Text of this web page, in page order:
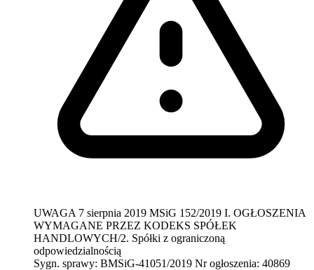
UWAGA 7 sierpnia 2019 MSiG 152/2019 I. OGŁOSZENIA
WYMAGANE PRZEZ KODEKS SPÓŁEK
HANDLOWYCH/2. Spółki z ograniczoną
odpowiedzialnością
Sygn. sprawy: BMSiG-41051/2019 Nr ogłoszenia: 40869